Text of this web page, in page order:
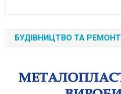
БУДІВНИЦТВО ТА РЕМОНТ